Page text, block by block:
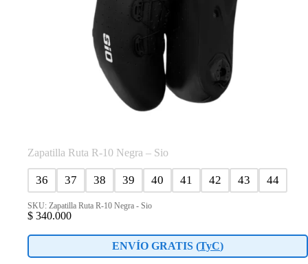
Zapatilla Ruta R-10 Negra – Sio
36 37 38 39 40 41 42 43 44
SKU: Zapatilla Ruta R-10 Negra - Sio
$ 340.000
ENVÍO GRATIS (TyC)